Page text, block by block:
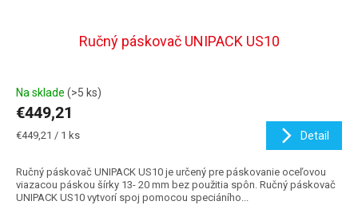
Ručný páskovač UNIPACK US10
Na sklade (>5 ks)
€449,21
Jednotková
€449,21 / 1 ks Detail
Ručný páskovač UNIPACK US10 je určený pre páskovanie oceľovou
viazacou páskou šírky 13- 20 mm bez použitia spôn. Ručný páskovač
UNIPACK US10 vytvorí spoj pomocou speciáního...